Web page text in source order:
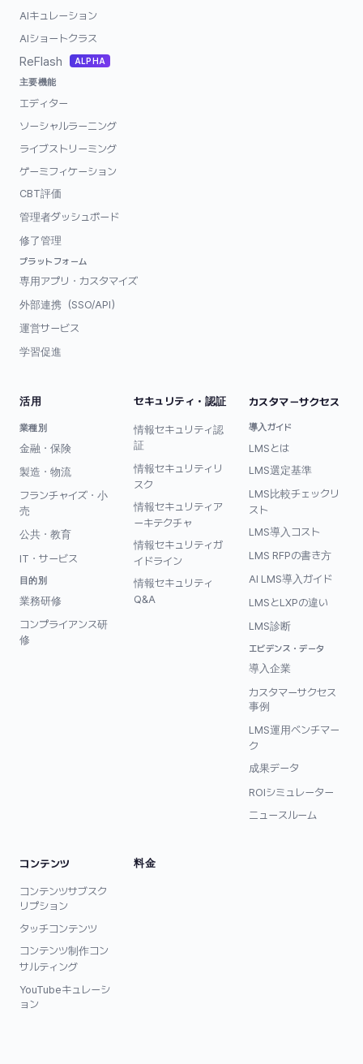
AIキュレーション
AIショートクラス
ReFlash ALPHA
主要機能
エディター
ソーシャルラーニング
ライブストリーミング
ゲーミフィケーション
CBT評価
管理者ダッシュボード
修了管理
プラットフォーム
専用アプリ・カスタマイズ
外部連携（SSO/API）
運営サービス
学習促進
活用
業種別
金融・保険
製造・物流
フランチャイズ・小
売
公共・教育
IT・サービス
目的別
業務研修
コンプライアンス研
修
セキュリティ・認証
情報セキュリティ認
証
情報セキュリティリ
スク
情報セキュリティア
ーキテクチャ
情報セキュリティガ
イドライン
情報セキュリティ
Q&A
カスタマーサクセス
導入ガイド
LMSとは
LMS選定基準
LMS比較チェックリ
スト
LMS導入コスト
LMS RFPの書き方
AI LMS導入ガイド
LMSとLXPの違い
LMS診断
エビデンス・データ
導入企業
カスタマーサクセス
事例
LMS運用ベンチマー
ク
成果データ
ROIシミュレーター
ニュースルーム
コンテンツ
コンテンツサブスク
リプション
タッチコンテンツ
コンテンツ制作コン
サルティング
YouTubeキュレーシ
ョン
料金